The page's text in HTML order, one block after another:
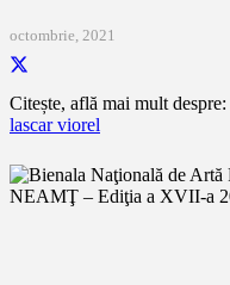
octombrie, 2021
Citește, află mai mult despre:
lascar viorel